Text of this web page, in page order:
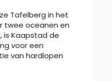
Tafelberg in het
twee oceanen en
is Kaapstad de
voor een
van hardlopen